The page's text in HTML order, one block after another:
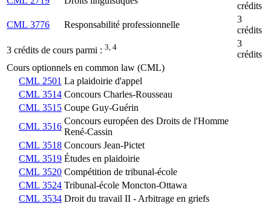
crédits
CML 3776
Responsabilité professionnelle
3
crédits
3 crédits de cours parmi : 3, 4
3
crédits
Cours optionnels en common law (CML)
CML 2501 La plaidoirie d'appel
CML 3514 Concours Charles-Rousseau
CML 3515 Coupe Guy-Guérin
CML 3516
Concours européen des Droits de l'Homme
René-Cassin
CML 3518 Concours Jean-Pictet
CML 3519 Études en plaidoirie
CML 3520 Compétition de tribunal-école
CML 3524 Tribunal-école Moncton-Ottawa
CML 3534 Droit du travail II - Arbitrage en griefs